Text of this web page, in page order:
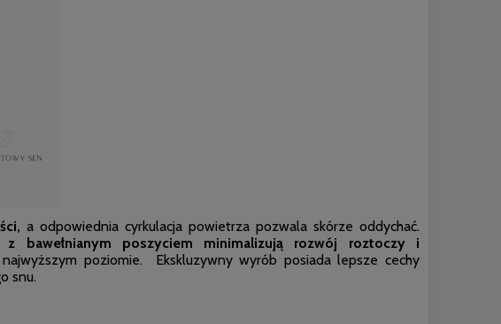
a odpowiednia cyrkulacja powietrza pozwala skórze oddychać.
z bawełnianym poszyciem minimalizują rozwój roztoczy i
poziomie. Ekskluzywny wyrób posiada lepsze cechy
snu.